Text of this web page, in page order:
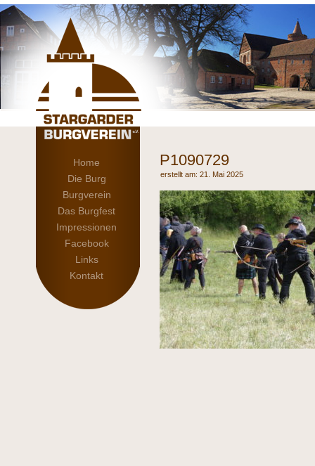
P1090729
21. Mai 2025
Home
Die Burg
Burgverein
Das Burgfest
Impressionen
Facebook
Links
Kontakt